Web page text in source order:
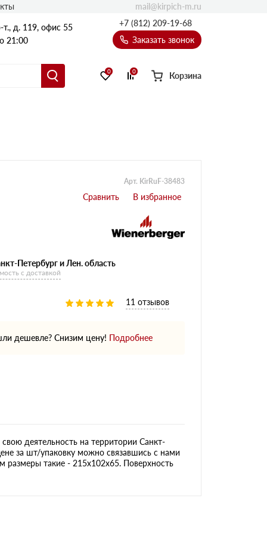
т., д. 119, офис 55
21:00
+7 (812) 209-19-68
Заказать звонок
0 0 Корзина
mail@kirpich-m.ru
Арт. KirRuF-38483
Петербург и Лен. область
с доставкой
11 отзывов
дешевле? Снизим цену! Подробнее
деятельность на территории Санкт-
за шт/упаковку можно связавшись с нами
размеры такие - 215х102х65. Поверхность